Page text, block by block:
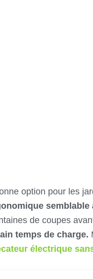
option pour les
de coupes
temps de charge.
électrique